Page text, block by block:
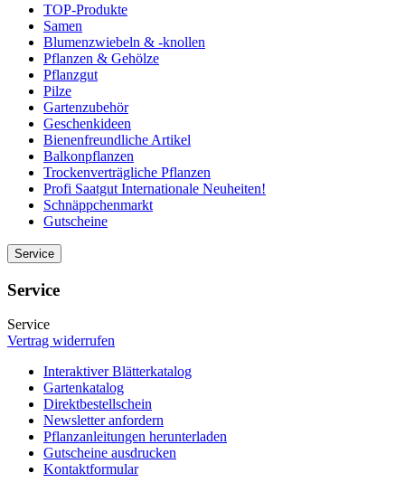
TOP-Produkte
Samen
Blumenzwiebeln & -knollen
Pflanzen & Gehölze
Pflanzgut
Pilze
Gartenzubehör
Geschenkideen
Bienenfreundliche Artikel
Balkonpflanzen
Trockenverträgliche Pflanzen
Profi Saatgut Internationale Neuheiten!
Schnäppchenmarkt
Gutscheine
Service
Service
Service
Vertrag widerrufen
Interaktiver Blätterkatalog
Gartenkatalog
Direktbestellschein
Newsletter anfordern
Pflanzanleitungen herunterladen
Gutscheine ausdrucken
Kontaktformular